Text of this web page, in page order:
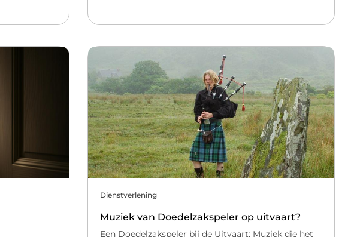
Dienstverlening
Muziek van Doedelzakspeler op uitvaart?
Een Doedelzakspeler bij de Uitvaart: Muziek die het